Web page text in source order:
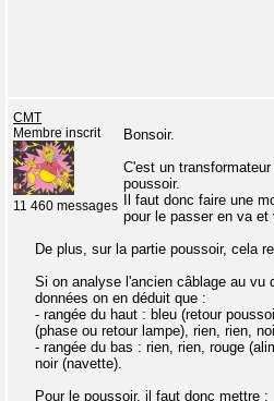
CMT
Membre inscrit
11 460 messages
Bonsoir.
C'est un
poussoir.
Il faut donc faire une
pour le passer en va et
De plus, sur la partie poussoir, cela
Si on analyse l'ancien câblage au vu
données on en déduit que :
- rangée du haut : bleu (retour
(phase ou retour lampe), rien, rien,
- rangée du bas : rien, rien, rouge
noir (navette).
Pour le poussoir, il faut donc mettre :